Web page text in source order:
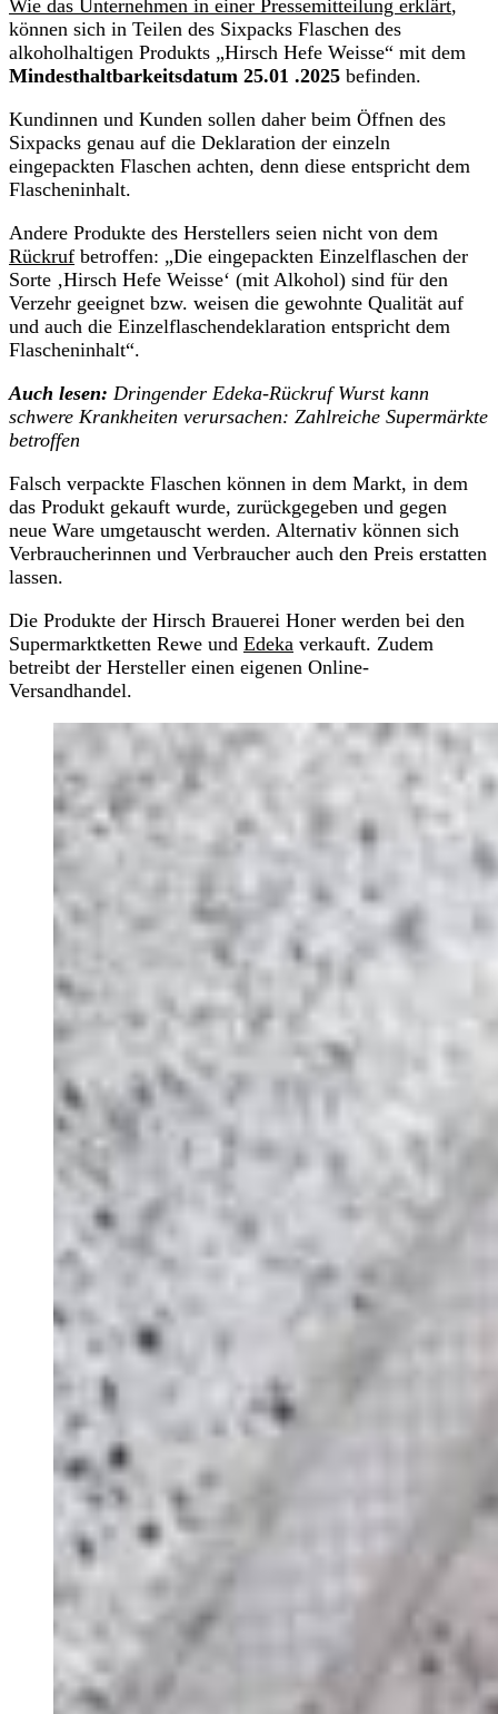
Wie das Unternehmen in einer Pressemitteilung erklärt,
können sich in Teilen des Sixpacks Flaschen des
alkoholhaltigen Produkts „Hirsch Hefe Weisse“ mit dem
Mindesthaltbarkeitsdatum 25.01 .2025 befinden.
Kundinnen und Kunden sollen daher beim Öffnen des
Sixpacks genau auf die Deklaration der einzeln
eingepackten Flaschen achten, denn diese entspricht dem
Flascheninhalt.
Andere Produkte des Herstellers seien nicht von dem
Rückruf betroffen: „Die eingepackten Einzelflaschen der
Sorte ‚Hirsch Hefe Weisse‘ (mit Alkohol) sind für den
Verzehr geeignet bzw. weisen die gewohnte Qualität auf
und auch die Einzelflaschendeklaration entspricht dem
Flascheninhalt“.
Auch lesen: Dringender Edeka-Rückruf Wurst kann
schwere Krankheiten verursachen: Zahlreiche Supermärkte
betroffen
Falsch verpackte Flaschen können in dem Markt, in dem
das Produkt gekauft wurde, zurückgegeben und gegen
neue Ware umgetauscht werden. Alternativ können sich
Verbraucherinnen und Verbraucher auch den Preis erstatten
lassen.
Die Produkte der Hirsch Brauerei Honer werden bei den
Supermarktketten Rewe und Edeka verkauft. Zudem
betreibt der Hersteller einen eigenen Online-
Versandhandel.